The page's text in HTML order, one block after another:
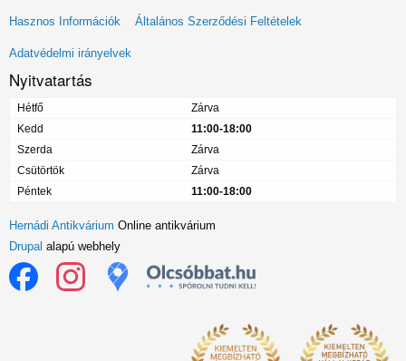
Lábléc
menü
Hasznos Információk Általános Szerződési Feltételek
Adatvédelmi irányelvek
Nyitvatartás
Hétfő
Zárva
Kedd
11:00-18:00
Szerda
Zárva
Csütörtök
Zárva
Péntek
11:00-18:00
Hernádi Antikvárium Online antikvárium
Drupal alapú webhely